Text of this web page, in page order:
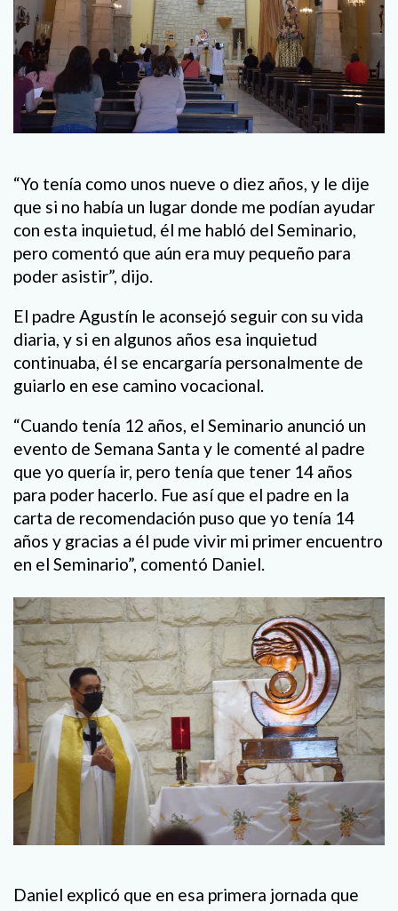
“Yo tenía como unos nueve o diez años, y le dije
que si no había un lugar donde me podían ayudar
con esta inquietud, él me habló del Seminario,
pero comentó que aún era muy pequeño para
poder asistir”, dijo.
El padre Agustín le aconsejó seguir con su vida
diaria, y si en algunos años esa inquietud
continuaba, él se encargaría personalmente de
guiarlo en ese camino vocacional.
“Cuando tenía 12 años, el Seminario anunció un
evento de Semana Santa y le comenté al padre
que yo quería ir, pero tenía que tener 14 años
para poder hacerlo. Fue así que el padre en la
carta de recomendación puso que yo tenía 14
años y gracias a él pude vivir mi primer encuentro
en el Seminario”, comentó Daniel.
Daniel explicó que en esa primera jornada que